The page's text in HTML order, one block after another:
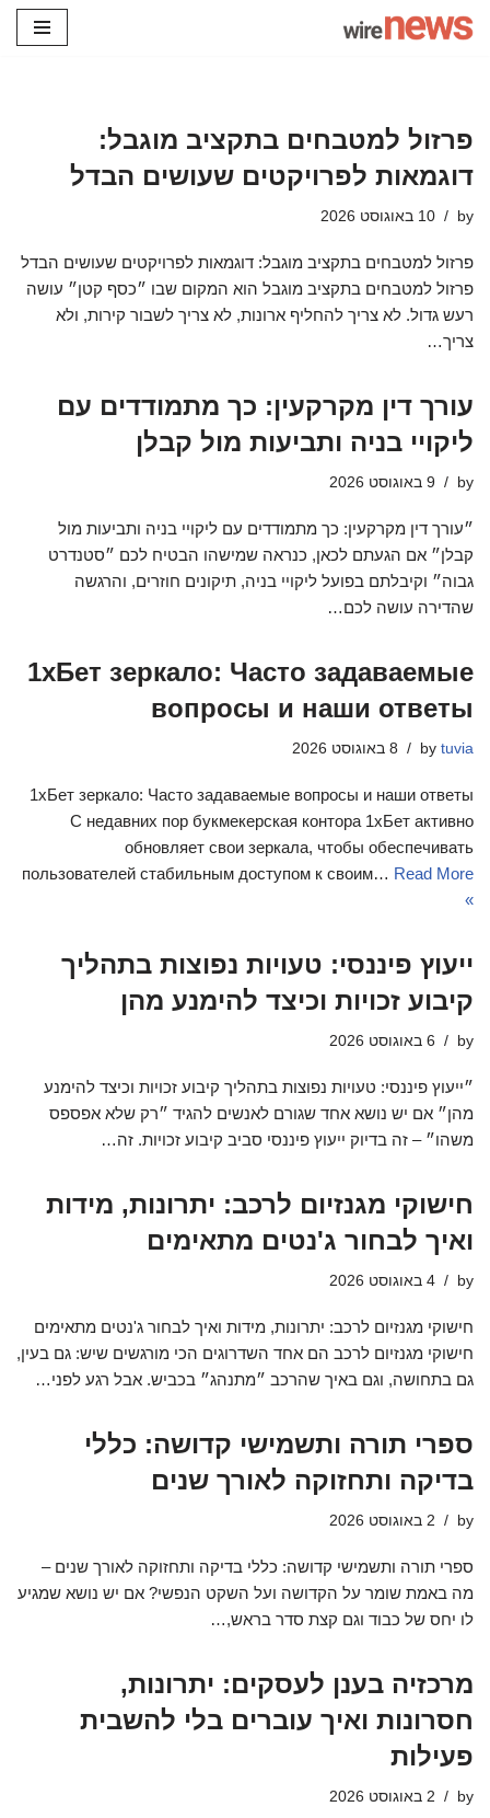
פרזול למטבחים בתקציב מוגבל:
דוגמאות לפרויקטים שעושים הבדל
by 10 באוגוסט 2026
פרזול למטבחים בתקציב מוגבל: דוגמאות לפרויקטים שעושים הבדל
פרזול למטבחים בתקציב מוגבל הוא המקום שבו ״כסף קטן״ עושה
רעש גדול. לא צריך להחליף ארונות, לא צריך לשבור קירות, ולא
צריך…
עורך דין מקרקעין: כך מתמודדים עם
ליקויי בניה ותביעות מול קבלן
by 9 באוגוסט 2026
״עורך דין מקרקעין: כך מתמודדים עם ליקויי בניה ותביעות מול
קבלן״ אם הגעתם לכאן, כנראה שמישהו הבטיח לכם ״סטנדרט
גבוה״ וקיבלתם בפועל ליקויי בניה, תיקונים חוזרים, והרגשה
שהדירה עושה לכם…
1хБет зеркало: Часто задаваемые
вопросы и наши ответы
by tuvia 8 באוגוסט 2026
1хБет зеркало: Часто задаваемые вопросы и наши ответы
С недавних пор букмекерская контора 1хБет активно
обновляет свои зеркала, чтобы обеспечивать
пользователей стабильным доступом к своим… Read More
»
ייעוץ פיננסי: טעויות נפוצות בתהליך
קיבוע זכויות וכיצד להימנע מהן
by 6 באוגוסט 2026
״ייעוץ פיננסי: טעויות נפוצות בתהליך קיבוע זכויות וכיצד להימנע
מהן״ אם יש נושא אחד שגורם לאנשים להגיד ״רק שלא אפספס
משהו״ – זה בדיוק ייעוץ פיננסי סביב קיבוע זכויות. זה…
חישוקי מגנזיום לרכב: יתרונות, מידות
ואיך לבחור ג'נטים מתאימים
by 4 באוגוסט 2026
חישוקי מגנזיום לרכב: יתרונות, מידות ואיך לבחור ג'נטים מתאימים
חישוקי מגנזיום לרכב הם אחד השדרוגים הכי מורגשים שיש: גם בעין,
גם בתחושה, וגם באיך שהרכב ״מתנהג״ בכביש. אבל רגע לפני…
ספרי תורה ותשמישי קדושה: כללי
בדיקה ותחזוקה לאורך שנים
by 2 באוגוסט 2026
ספרי תורה ותשמישי קדושה: כללי בדיקה ותחזוקה לאורך שנים –
מה באמת שומר על הקדושה ועל השקט הנפשי? אם יש נושא שמגיע
לו יחס של כבוד וגם קצת סדר בראש,…
מרכזיה בענן לעסקים: יתרונות,
חסרונות ואיך עוברים בלי להשבית
פעילות
by 2 באוגוסט 2026